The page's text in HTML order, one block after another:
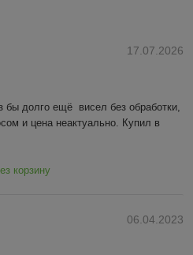
17.07.2026
бы долго ещё  висел без обработки,
и цена неактуально. Купил в
корзину
06.04.2023